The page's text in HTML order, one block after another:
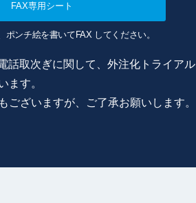
FAX専用シート
ポンチ絵を書いてFAX してください。
話取次ぎに関して、外注化トライアル
ます。
ございますが、ご了承お願いします。